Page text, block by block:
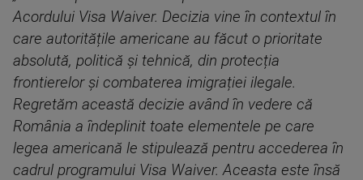
Acordului Visa Waiver. Decizia vine în contextul în
care autoritățile americane au făcut o prioritate
absolută, politică și tehnică, din protecția
frontierelor și combaterea imigrației ilegale.
Regretăm această decizie având în vedere că
România a îndeplinit toate elementele pe care
legea americană le stipulează pentru accederea în
cadrul programului Visa Waiver. Aceasta este însă